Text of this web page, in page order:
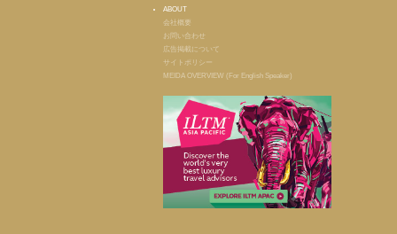
ABOUT
会社概要
お問い合わせ
広告掲載について
サイトポリシー
MEIDA OVERVIEW (For English Speaker)